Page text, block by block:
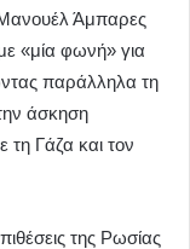
Άμπαρες
«μία φωνή» για
παράλληλα τη
άσκηση
τη Γάζα και τον
της Ρωσίας